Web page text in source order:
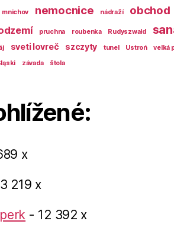
mnichov nemocnice nádraží obchod
pruchna roubenka Rudyszwałd
sveti lovreč szczyty tunel Ustroń
velká
závada štola
x
219 x
- 12 392 x